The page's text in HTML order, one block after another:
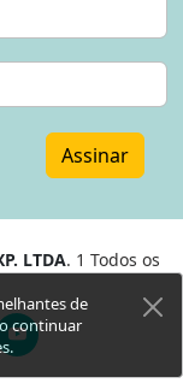
Assinar
LTDA. 1 Todos os
de
continuar